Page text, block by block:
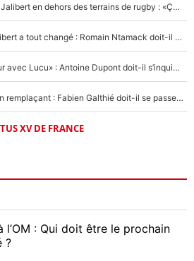
La raison d'être de Matthieu Jalibert en dehors des terrains de rugby : «Ça m'atteint autant que si tu touches à un membre de ma famille»
XV de France - Matthieu Jalibert a tout changé : Romain Ntamack doit-il s’inquiéter pour sa place à un an de la Coupe du monde ?
«Le XV de France est meilleur avec Lucu» : Antoine Dupont doit-il s’inquiéter pour sa place ?
Le XV de France a trouvé son remplaçant : Fabien Galthié doit-il se passer d'Antoine Dupont ?
XV DE FRANCE
: Qui doit être le prochain
?